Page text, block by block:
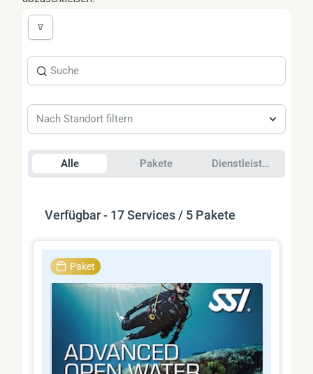
Nach Standort filtern
Alle Pakete Dienstleistungen
Verfügbar - 17 Services / 5 Pakete
Paket